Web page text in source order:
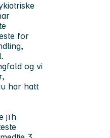
for
og vi
har hatt
jïh